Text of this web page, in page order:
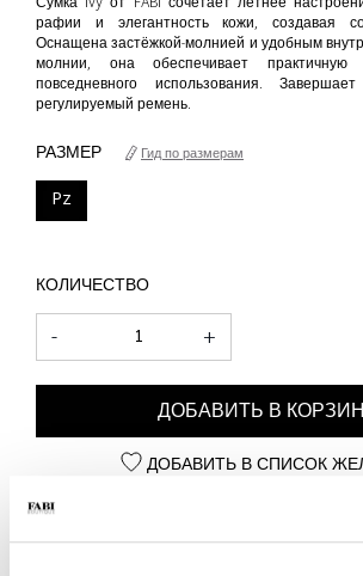
рафии и элегантность кожи, создавая
Оснащена застёжкой-молнией и удобным
молнии, она обеспечивает практичную
повседневного использования.
регулируемый ремень.
РАЗМЕР Гид по размерам
Pz
КОЛИЧЕСТВО
+
-
ДОБАВИТЬ В
ДОБАВИТЬ В СПИСОК
СВЕДЕНИЯ О ПРОДУКТЕ